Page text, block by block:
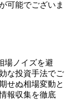
可能でございま
場ノイズを避
な投資手法でご
せぬ相場変動と
報収集を徹底